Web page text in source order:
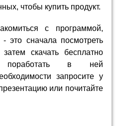
чтобы купить продукт.
с программой,
это сначала посмотреть
скачать бесплатно
в ней
запросите у
или почитайте